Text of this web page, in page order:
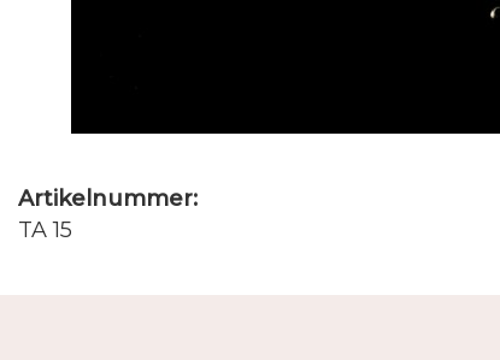
Artikelnummer:
TA 15